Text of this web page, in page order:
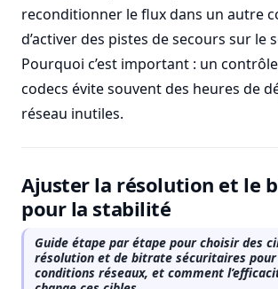
reconditionner le flux dans un autre
d’activer des pistes de secours sur le
Pourquoi c’est important : un
codecs évite souvent des heures de
réseau inutiles.
Ajuster la résolution et le
pour la stabilité
Guide étape par étape pour choisir des
résolution et de bitrate sécuritaires
conditions réseaux, et comment